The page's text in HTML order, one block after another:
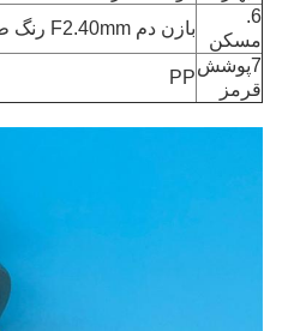
6.
مسکن
بازن دم F2.40mm رنگ طبیعی
7پوشش
قرمز
PP